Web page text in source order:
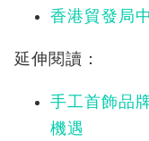
香港貿發局
延伸閱讀：
手工首飾品
機遇